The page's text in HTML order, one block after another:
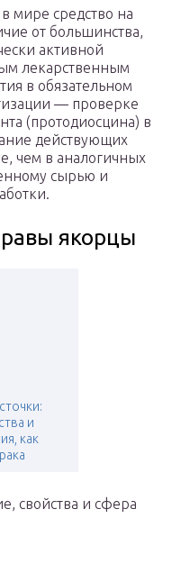
мире средство на
от большинства,
активной
лекарственным
в обязательном
— проверке
(протодиосцина) в
действующих
чем в аналогичных
сырью и
якорцы
и
как
свойства и сфера